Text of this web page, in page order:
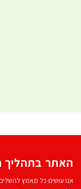
האתר בתהליך
אנו עושים כל מאמץ